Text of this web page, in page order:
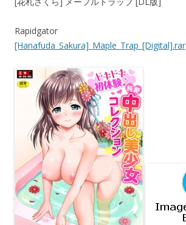
Rapidgator
[Hanafuda_Sakura]_Maple_Trap_[Digital].rar